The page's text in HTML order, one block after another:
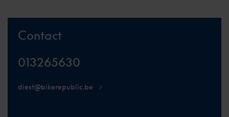
Contact
013265630
diest@bikerepublic.be